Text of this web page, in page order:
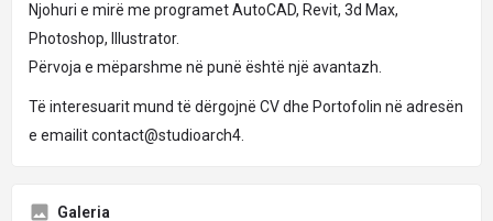
Njohuri e mirë me programet AutoCAD, Revit, 3d Max,
Photoshop, Illustrator.
Përvoja e mëparshme në punë është një avantazh.
Të interesuarit mund të dërgojnë CV dhe Portofolin në adresën
e emailit contact@studioarch4.
Galeria